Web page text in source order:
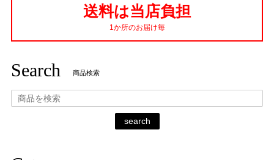
送料は当店負担
1か所のお届け毎
Search 商品検索
search